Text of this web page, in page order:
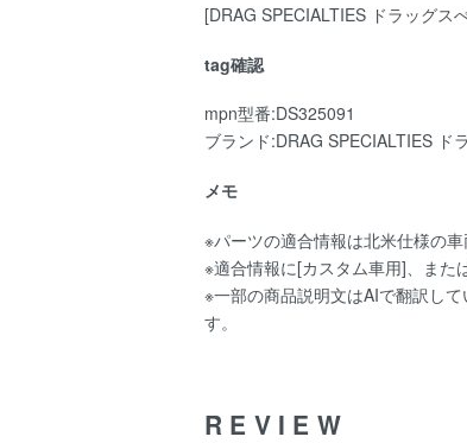
[DRAG SPECIALTIES ドラッグス
tag確認
mpn型番:DS325091
ブランド:DRAG SPECIALTIES ド
メモ
※パーツの適合情報は北米仕様の
※適合情報に[カスタム車用]、また
※一部の商品説明文はAIで翻訳し
す。
REVIEW